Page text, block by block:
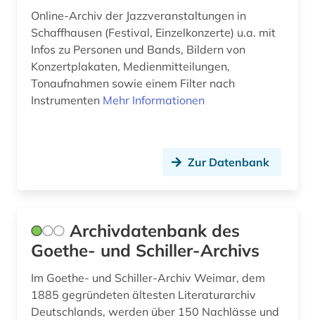
großbritannien (8)
gruppenspiel (1)
gruß (1)
hampartsoum (1)
harmonik (1)
heinrich (2)
Online-Archiv der Jazzveranstaltungen in
Schaffhausen (Festival, Einzelkonzerte) u.a. mit
Infos zu Personen und Bands, Bildern von
Konzertplakaten, Medienmitteilungen,
Tonaufnahmen sowie einem Filter nach
Instrumenten Mehr Informationen
Zur Datenbank
Archivdatenbank des
Goethe- und Schiller-Archivs
Im Goethe- und Schiller-Archiv Weimar, dem
1885 gegründeten ältesten Literaturarchiv
Deutschlands, werden über 150 Nachlässe und